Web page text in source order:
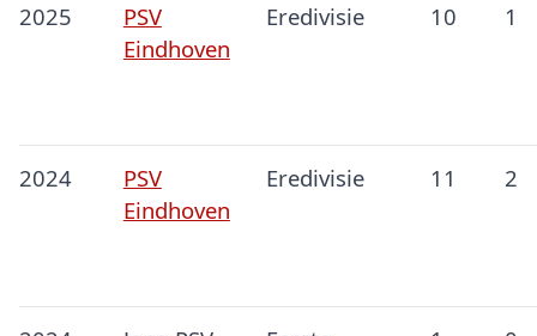
2025
PSV
Eindhoven
Eredivisie 10 1
2024
PSV
Eindhoven
Eredivisie 11 2